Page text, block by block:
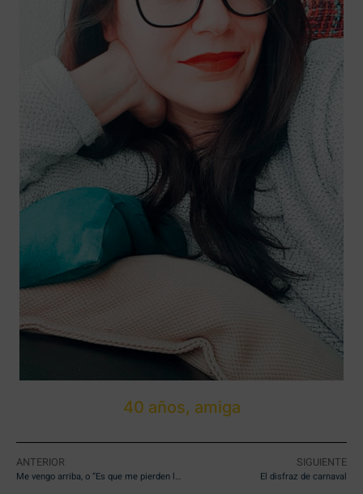
40 años, amiga
ANTERIOR
Me vengo arriba, o “Es que me pierden los in crescendos”
SIGUIENTE
El disfraz de carnaval